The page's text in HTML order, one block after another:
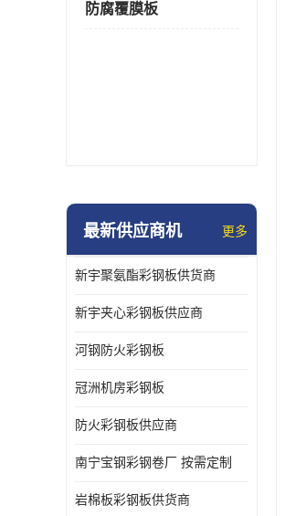
防腐覆膜板
最新供应商机 更多
新宇聚氨酯彩钢板供货商
新宇夹心彩钢板供应商
河钢防火彩钢板
冠洲机房彩钢板
防火彩钢板供应商
南宁宝钢彩钢卷厂 按需定制
岩棉板彩钢板供货商